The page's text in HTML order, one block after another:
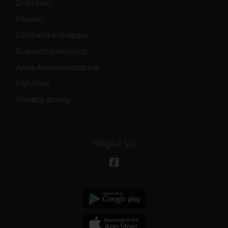
raccolto dal tuo utilizzo dei loro servizi.
Dottorati
Master
Contatti e mappa
Supporto tecnico
Area Amministrativa
MyUnivr
Privacy policy
Segui su